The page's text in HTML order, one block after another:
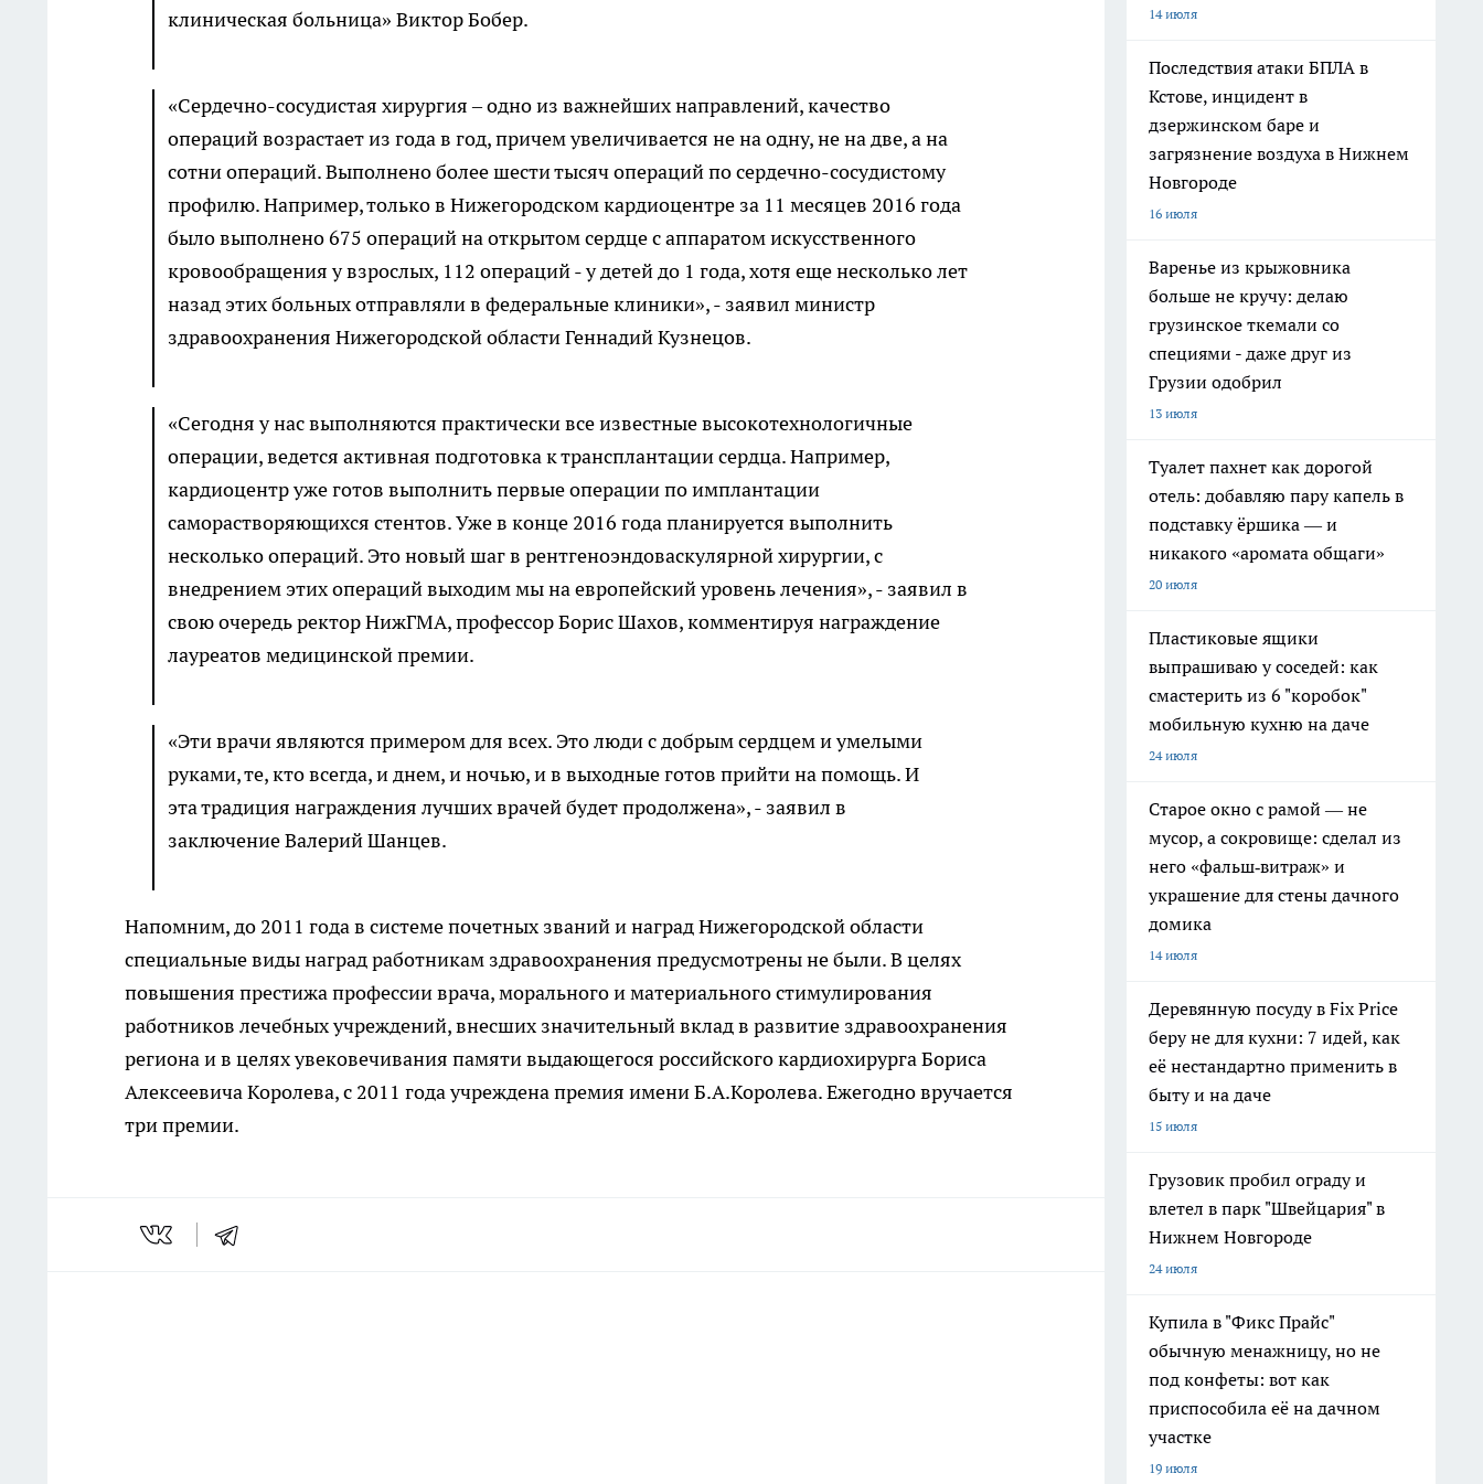
клиническая больница» Виктор Бобер.
«Сердечно-сосудистая хирургия – одно из важнейших направлений, качество
операций возрастает из года в год, причем увеличивается не на одну, не на две, а на
сотни операций. Выполнено более шести тысяч операций по сердечно-сосудистому
профилю. Например, только в Нижегородском кардиоцентре за 11 месяцев 2016 года
было выполнено 675 операций на открытом сердце с аппаратом искусственного
кровообращения у взрослых, 112 операций - у детей до 1 года, хотя еще несколько лет
назад этих больных отправляли в федеральные клиники», - заявил министр
здравоохранения Нижегородской области Геннадий Кузнецов.
«Сегодня у нас выполняются практически все известные высокотехнологичные
операции, ведется активная подготовка к трансплантации сердца. Например,
кардиоцентр уже готов выполнить первые операции по имплантации
саморастворяющихся стентов. Уже в конце 2016 года планируется выполнить
несколько операций. Это новый шаг в рентгеноэндоваскулярной хирургии, с
внедрением этих операций выходим мы на европейский уровень лечения», - заявил в
свою очередь ректор НижГМА, профессор Борис Шахов, комментируя награждение
лауреатов медицинской премии.
«Эти врачи являются примером для всех. Это люди с добрым сердцем и умелыми
руками, те, кто всегда, и днем, и ночью, и в выходные готов прийти на помощь. И
эта традиция награждения лучших врачей будет продолжена», - заявил в
заключение Валерий Шанцев.
Напомним, до 2011 года в системе почетных званий и наград Нижегородской области
специальные виды наград работникам здравоохранения предусмотрены не были. В целях
повышения престижа профессии врача, морального и материального стимулирования
работников лечебных учреждений, внесших значительный вклад в развитие здравоохранения
региона и в целях увековечивания памяти выдающегося российского кардиохирурга Бориса
Алексеевича Королева, с 2011 года учреждена премия имени Б.А.Королева. Ежегодно вручается
три премии.
14 июля
Последствия атаки БПЛА в
Кстове, инцидент в
дзержинском баре и
загрязнение воздуха в Нижнем
Новгороде
16 июля
Варенье из крыжовника
больше не кручу: делаю
грузинское ткемали со
специями - даже друг из
Грузии одобрил
13 июля
Туалет пахнет как дорогой
отель: добавляю пару капель в
подставку ёршика — и
никакого «аромата общаги»
20 июля
Пластиковые ящики
выпрашиваю у соседей: как
смастерить из 6 "коробок"
мобильную кухню на даче
24 июля
Старое окно с рамой — не
мусор, а сокровище: сделал из
него «фальш‑витраж» и
украшение для стены дачного
домика
14 июля
Деревянную посуду в Fix Price
беру не для кухни: 7 идей, как
её нестандартно применить в
быту и на даче
15 июля
Грузовик пробил ограду и
влетел в парк "Швейцария" в
Нижнем Новгороде
24 июля
Купила в "Фикс Прайс"
обычную менажницу, но не
под конфеты: вот как
приспособила её на дачном
участке
19 июля